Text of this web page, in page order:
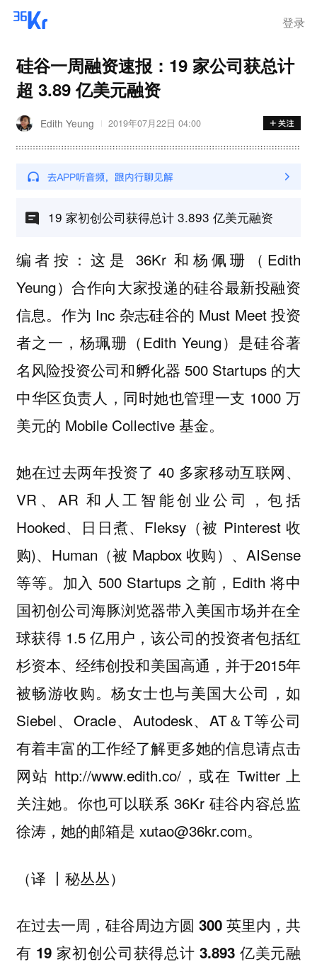
登录
硅谷一周融资速报：19 家公司获总计
超 3.89 亿美元融资
Edith Yeung 2019年07月22日 04:00
19 家初创公司获得总计 3.893 亿美元融资
编者按：这是 36Kr 和杨佩珊（Edith
Yeung）合作向大家投递的硅谷最新投融资
信息。作为 Inc 杂志硅谷的 Must Meet 投资
者之一，杨珮珊（Edith Yeung）是硅谷著
名风险投资公司和孵化器 500 Startups 的大
中华区负责人，同时她也管理一支 1000 万
美元的 Mobile Collective 基金。
她在过去两年投资了 40 多家移动互联网、
VR、AR 和人工智能创业公司，包括
Hooked、日日煮、Fleksy（被 Pinterest 收
购)、Human（被 Mapbox 收购）、AISense
等等。加入 500 Startups 之前，Edith 将中
国初创公司海豚浏览器带入美国市场并在全
球获得 1.5 亿用户，该公司的投资者包括红
杉资本、经纬创投和美国高通，并于2015年
被畅游收购。杨女士也与美国大公司，如
Siebel、Oracle、Autodesk、AT＆T等公司
有着丰富的工作经了解更多她的信息请点击
网站 http://www.edith.co/，或在 Twitter 上
关注她。你也可以联系 36Kr 硅谷内容总监
徐涛，她的邮箱是 xutao@36kr.com。
（译 丨秘丛丛）
在过去一周，硅谷周边方圆 300 英里内，共
有 19 家初创公司获得总计 3.893 亿美元融